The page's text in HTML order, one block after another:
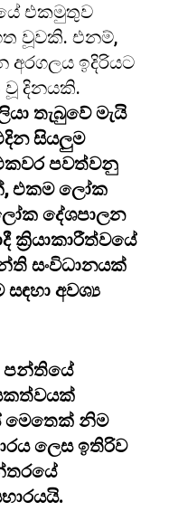
එකමුතුව
වූවකි. එනම්,
අරගලය ඉදිරියට
වූ දිනයකි.
තැබුවේ මැයි
සියලුම
පවත්වනු
එකම ලෝක
දේශපාලන
ක්‍රියාකාරීත්වයේ
සංවිධානයක්
අවශ්‍ය
පන්තියේ
මෙතෙක් නිම
ලෙස ඉතිරිව